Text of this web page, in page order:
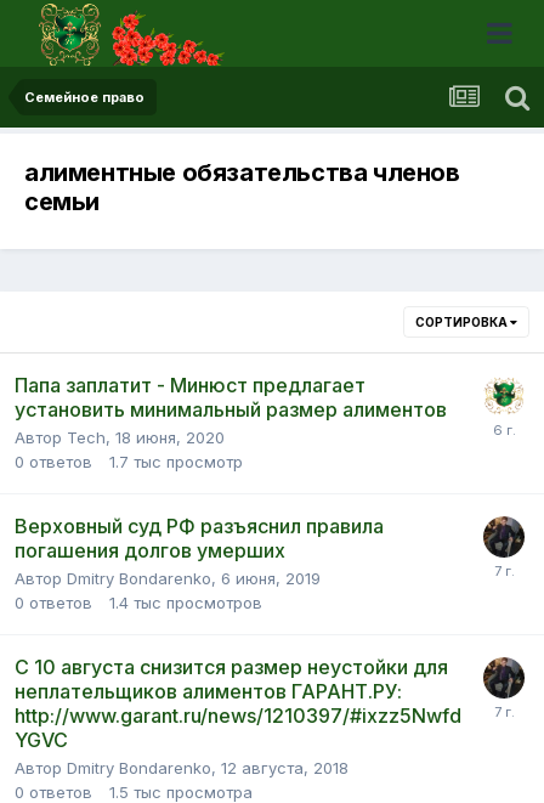
Семейное право
алиментные обязательства членов
семьи
СОРТИРОВКА
Папа заплатит - Минюст предлагает
установить минимальный размер алиментов
Автор Tech, 18 июня, 2020
0 ответов 1.7 тыс просмотр
Верховный суд РФ разъяснил правила
погашения долгов умерших
Автор Dmitry Bondarenko, 6 июня, 2019
0 ответов 1.4 тыс просмотров
С 10 августа снизится размер неустойки для
неплательщиков алиментов ГАРАНТ.РУ:
http://www.garant.ru/news/1210397/#ixzz5Nwfd
YGVC
Автор Dmitry Bondarenko, 12 августа, 2018
0 ответов 1.5 тыс просмотра